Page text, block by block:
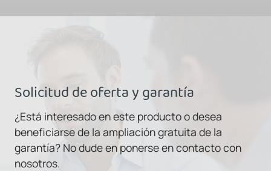
Solicitud de oferta y garantía
¿Está interesado en este producto o desea
beneficiarse de la ampliación gratuita de la
garantía? No dude en ponerse en contacto con
nosotros.